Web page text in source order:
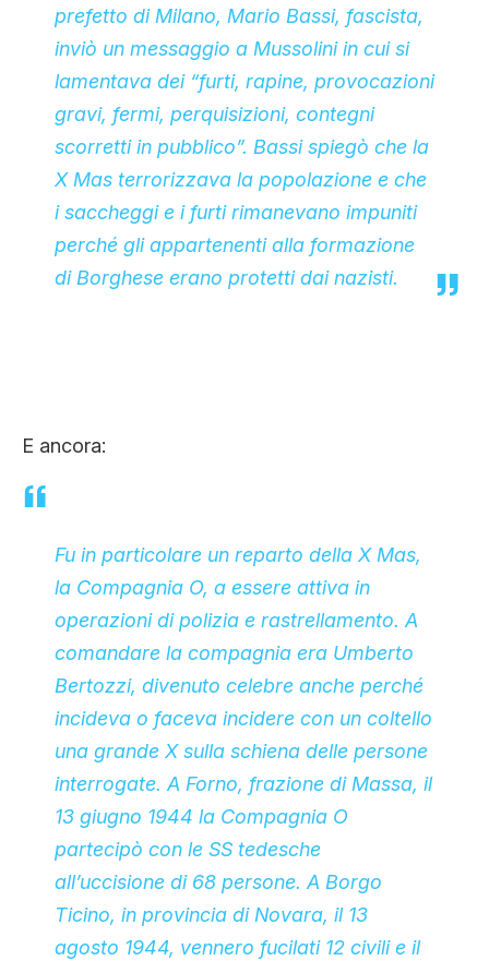
prefetto di Milano, Mario Bassi, fascista,
inviò un messaggio a Mussolini in cui si
lamentava dei “furti, rapine, provocazioni
gravi, fermi, perquisizioni, contegni
scorretti in pubblico”. Bassi spiegò che la
X Mas terrorizzava la popolazione e che
i saccheggi e i furti rimanevano impuniti
perché gli appartenenti alla formazione
di Borghese erano protetti dai nazisti.
E ancora:
Fu in particolare un reparto della X Mas,
la Compagnia O, a essere attiva in
operazioni di polizia e rastrellamento. A
comandare la compagnia era Umberto
Bertozzi, divenuto celebre anche perché
incideva o faceva incidere con un coltello
una grande X sulla schiena delle persone
interrogate. A Forno, frazione di Massa, il
13 giugno 1944 la Compagnia O
partecipò con le SS tedesche
all’uccisione di 68 persone. A Borgo
Ticino, in provincia di Novara, il 13
agosto 1944, vennero fucilati 12 civili e il